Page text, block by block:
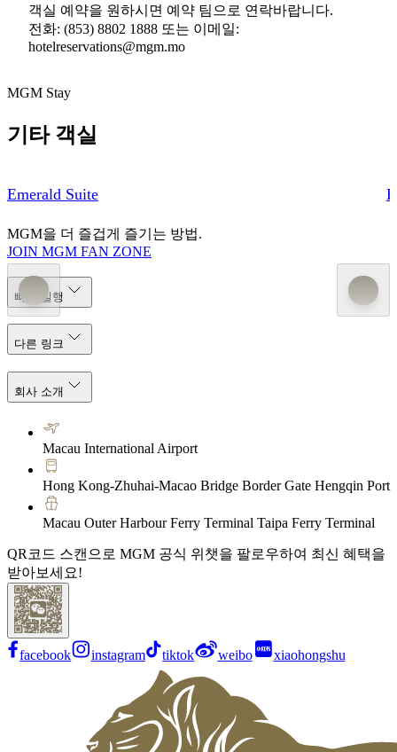
객실 예약을 원하시면 예약 팀으로 연락바랍니다.
전화: (853) 8802 1888 또는 이메일:
hotelreservations@mgm.mo
MGM Stay
기타 객실
Emerald Suite
MGM을 더 즐겁게 즐기는 방법.
JOIN MGM FAN ZONE
빠른 실행
다른 링크
회사 소개
Macau International Airport
Hong Kong-Zhuhai-Macao Bridge Border Gate Hengqin Port
Macau Outer Harbour Ferry Terminal Taipa Ferry Terminal
QR코드 스캔으로 MGM 공식 위챗을 팔로우하여 최신 혜택을
받아보세요!
facebook instagram tiktok weibo xiaohongshu